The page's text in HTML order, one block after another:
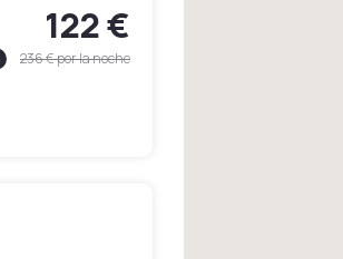
122 €
236 €por la noche